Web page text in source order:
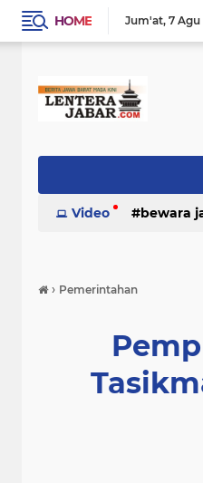
HOME Jum'at 7 Agu
Video bewara
› Pemerintahan